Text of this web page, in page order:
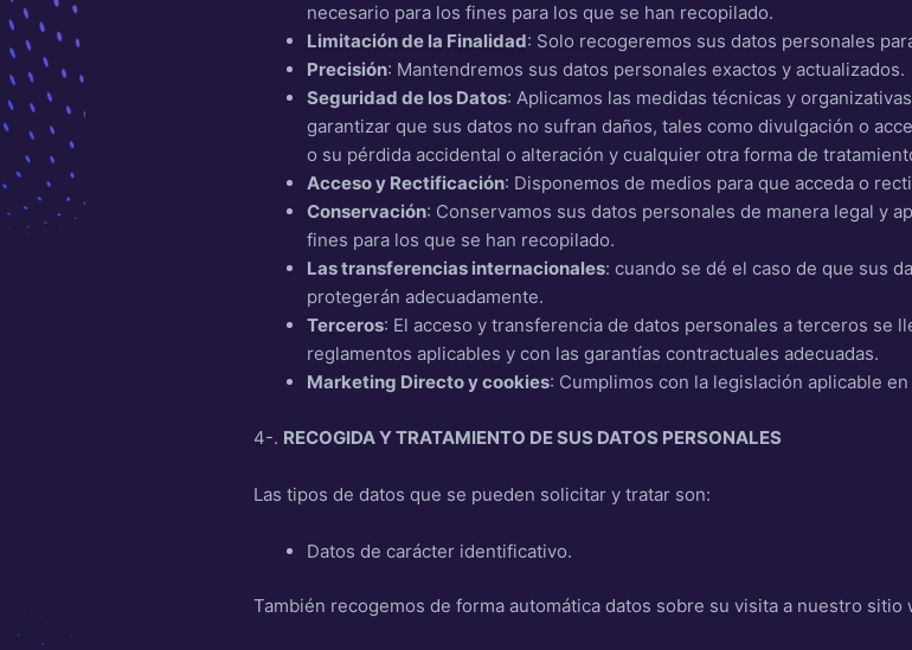
necesario para los fines para los que se han recopilado.
Limitación de la Finalidad: Solo recogeremos sus datos personales
Precisión: Mantendremos sus datos personales exactos y actualizados.
Seguridad de los Datos: Aplicamos las medidas técnicas y
garantizar que sus datos no sufran daños, tales como divulgación o
o su pérdida accidental o alteración y cualquier otra forma de
Acceso y Rectificación: Disponemos de medios para que acceda o
Conservación: Conservamos sus datos personales de manera legal y
fines para los que se han recopilado.
Las transferencias internacionales: cuando se dé el caso de que sus
protegerán adecuadamente.
Terceros: El acceso y transferencia de datos personales a terceros se
reglamentos aplicables y con las garantías contractuales adecuadas.
Marketing Directo y cookies: Cumplimos con la legislación aplicable
4-. RECOGIDA Y TRATAMIENTO DE SUS DATOS PERSONALES
Las tipos de datos que se pueden solicitar y tratar son:
Datos de carácter identificativo.
También recogemos de forma automática datos sobre su visita a nuestro